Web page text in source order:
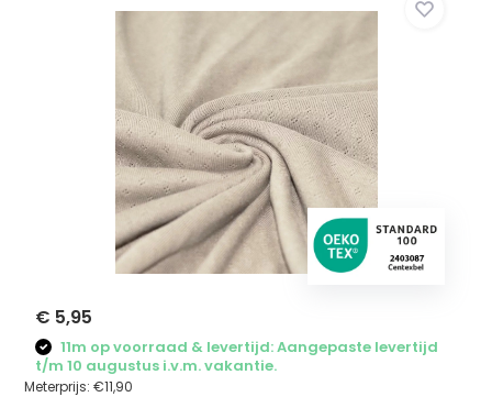
€ 5,95
11m op voorraad & levertijd: Aangepaste levertijd
t/m 10 augustus i.v.m. vakantie.
Meterprijs:€11,90